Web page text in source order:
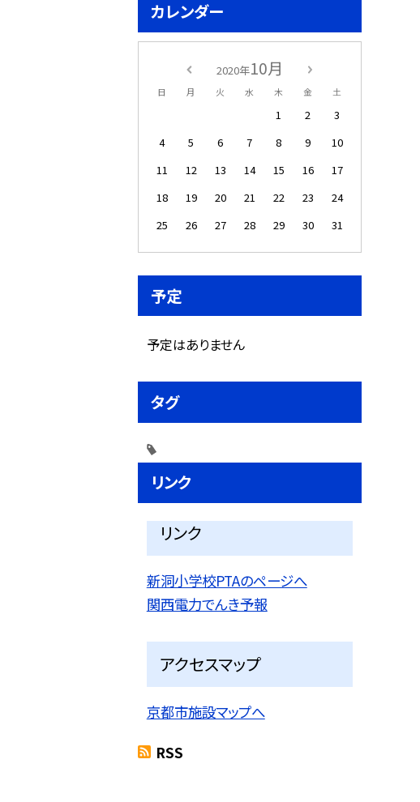
カレンダー
2020年10月
日 月 火 水 木 金 土
1 2
3
4
5 6 7 8 9
10
11
12 13 14 15 16
17
18
19 20 21 22 23
24
25
26 27 28 29 30 31
予定
予定はありません
タグ
リンク
リンク
新洞小学校PTAのページへ
関西電力でんき予報
アクセスマップ
京都市施設マップへ
RSS